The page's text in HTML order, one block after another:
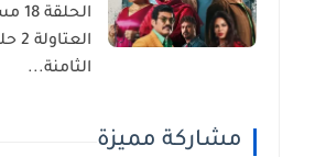
الثامنة...
مشاركة مميزة